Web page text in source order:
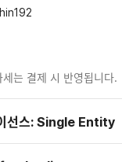
세는 결제 시 반영됩니다.
선스: Single Entity